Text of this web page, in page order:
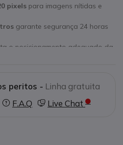
pixels para imagens nítidas e
garante segurança 24 horas
o posicionamento adequado da
de 90°
e vertical de 48°
peritos - Linha gratuita
F.A.Q Live Chat